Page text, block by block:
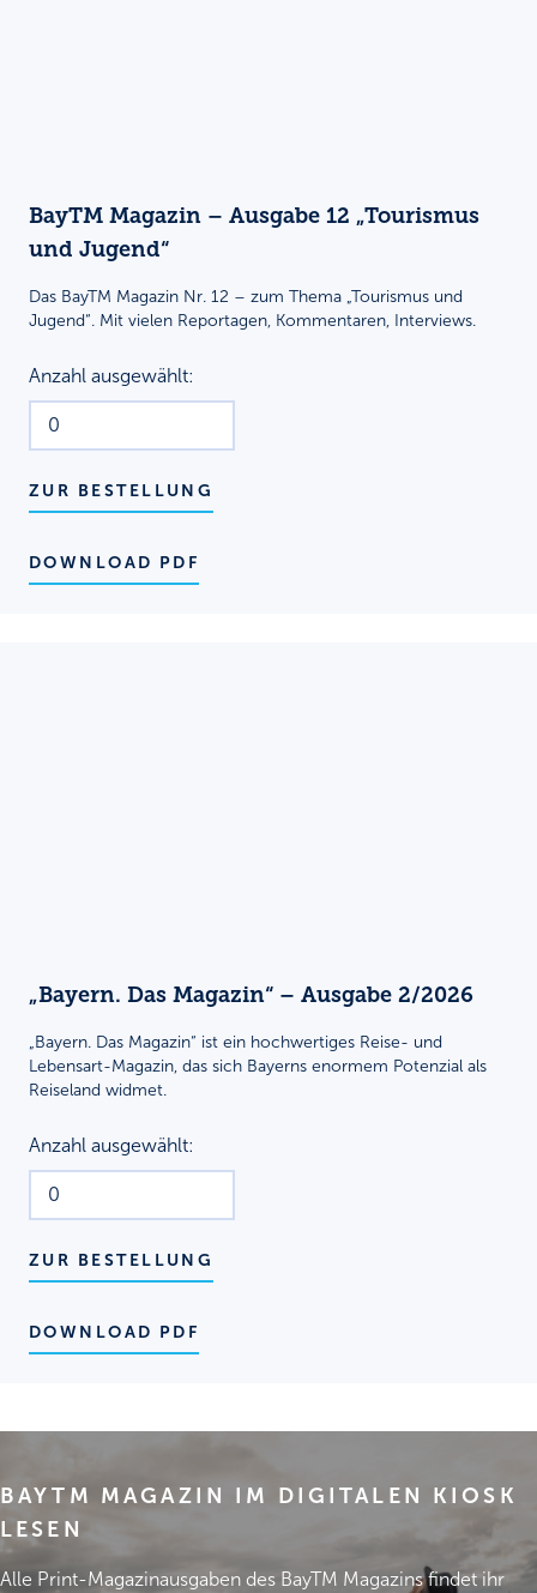
BayTM Magazin – Ausgabe 12 „Tourismus
und Jugend“
Das BayTM Magazin Nr. 12 – zum Thema „Tourismus und
Jugend“. Mit vielen Reportagen, Kommentaren, Interviews.
Anzahl ausgewählt:
ZUR BESTELLUNG
DOWNLOAD PDF
„Bayern. Das Magazin“ – Ausgabe 2/2026
„Bayern. Das Magazin“ ist ein hochwertiges Reise- und
Lebensart-Magazin, das sich Bayerns enormem Potenzial als
Reiseland widmet.
Anzahl ausgewählt:
ZUR BESTELLUNG
DOWNLOAD PDF
BAYTM MAGAZIN IM DIGITALEN KIOSK
LESEN
Alle Print-Magazinausgaben des BayTM Magazins findet ihr